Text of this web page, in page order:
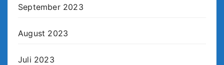
September 2023
August 2023
Juli 2023